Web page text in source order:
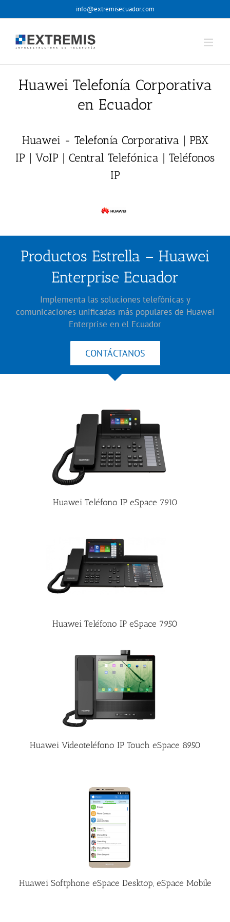
info@extremisecuador.com
Huawei Telefonía Corporativa
en Ecuador
Huawei - Telefonía Corporativa | PBX
IP | VoIP | Central Telefónica | Teléfonos
IP
Productos Estrella – Huawei
Enterprise Ecuador
Implementa las soluciones telefónicas y
comunicaciones unificadas más populares de Huawei
Enterprise en el Ecuador
CONTÁCTANOS
Huawei Teléfono IP eSpace 7910
Huawei Teléfono IP eSpace 7950
Huawei Videoteléfono IP Touch eSpace 8950
Huawei Softphone eSpace Desktop, eSpace Mobile